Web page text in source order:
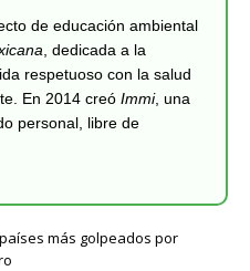
de educación ambiental
, dedicada a la
respetuoso con la salud
En 2014 creó Immi, una
personal, libre de
más golpeados por